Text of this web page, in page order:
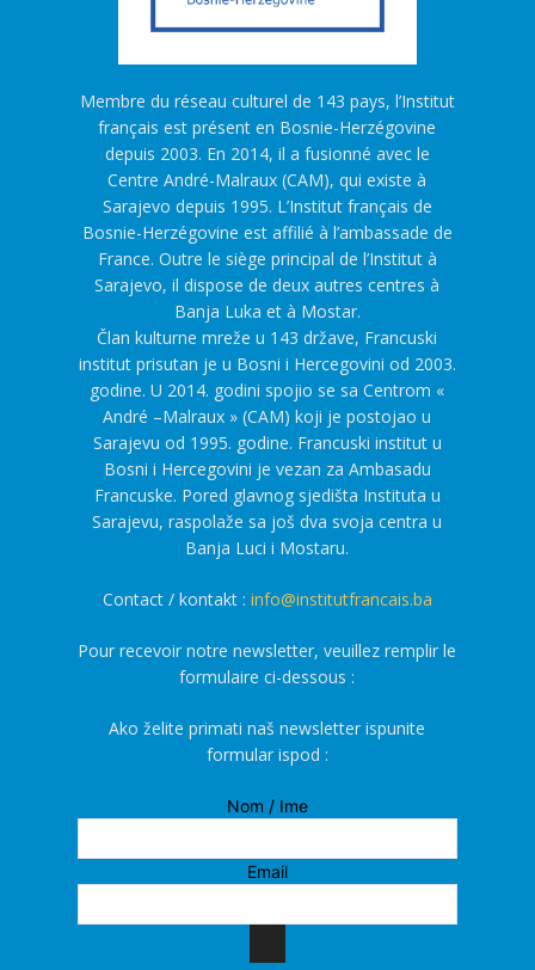
Membre du réseau culturel de 143 pays, l’Institut
français est présent en Bosnie-Herzégovine
depuis 2003. En 2014, il a fusionné avec le
Centre André-Malraux (CAM), qui existe à
Sarajevo depuis 1995. L’Institut français de
Bosnie-Herzégovine est affilié à l’ambassade de
France. Outre le siège principal de l’Institut à
Sarajevo, il dispose de deux autres centres à
Banja Luka et à Mostar.
Član kulturne mreže u 143 države, Francuski
institut prisutan je u Bosni i Hercegovini od 2003.
godine. U 2014. godini spojio se sa Centrom «
André –Malraux » (CAM) koji je postojao u
Sarajevu od 1995. godine. Francuski institut u
Bosni i Hercegovini je vezan za Ambasadu
Francuske. Pored glavnog sjedišta Instituta u
Sarajevu, raspolaže sa još dva svoja centra u
Banja Luci i Mostaru.
Contact / kontakt : info@institutfrancais.ba
Pour recevoir notre newsletter, veuillez remplir le
formulaire ci-dessous :
Ako želite primati naš newsletter ispunite
formular ispod :
Nom / Ime
Email